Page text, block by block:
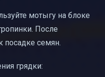
мотыгу на блоке
После
посадке семян.
грядки: